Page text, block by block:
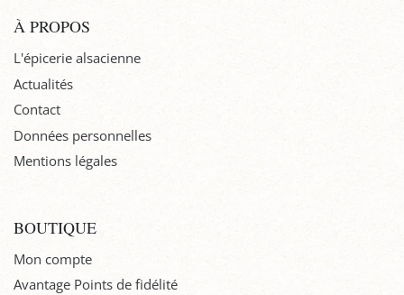
À PROPOS
L'épicerie alsacienne
Actualités
Contact
Données personnelles
Mentions légales
BOUTIQUE
Mon compte
Avantage Points de fidélité